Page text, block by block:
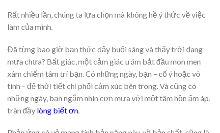
Rất nhiều lần, chúng ta lựa chọn mà không hề ý thức về việc
làm của mình.
Đã từng bao giờ bạn thức dậy buổi sáng và thấy trời đang
mưa chưa? Bất giác, một cảm giác u ám bắt đầu mon men
xâm chiếm tâm trí bạn. Có những ngày, bạn – cố ý hoặc vô
tình – để thời tiết chi phối cảm xúc bên trong. Và cũng có
những ngày, bạn ngắm nhìn cơn mưa với một tâm hồn ấm áp,
tràn đầy lòng biết ơn